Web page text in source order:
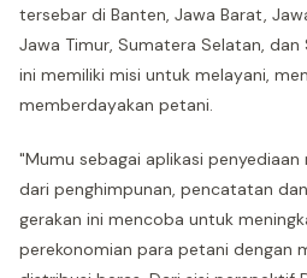
tersebar di Banten, Jawa Barat,
Jawa Timur, Sumatera Selatan, dan
ini memiliki misi untuk melayani,
memberdayakan petani.
"Mumu sebagai aplikasi
dari penghimpunan, pencatatan
gerakan ini mencoba untuk
perekonomian para petani dengan